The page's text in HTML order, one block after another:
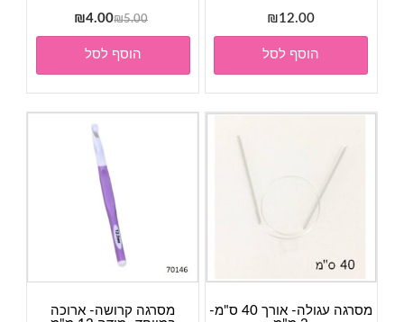
₪12.00
הוסף לסל
₪5.00
המחיר
המקורי
היה:
₪5.00.
₪4.00
המחיר
הנוכחי
₪4.00.
הוסף לסל
מסרגה עגולה- אורך 40 ס"מ-
מסרגה קרושה- ארוכה